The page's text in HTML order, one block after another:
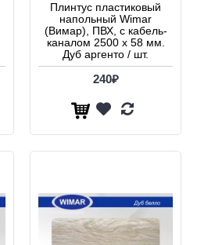
Плинтус пластиковый
напольный Wimar
(Вимар), ПВХ, с кабель-
каналом 2500 х 58 мм.
Дуб аргенто / шт.
240₽